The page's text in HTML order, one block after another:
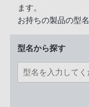
ます。
お持ちの製品の型
型名から探す